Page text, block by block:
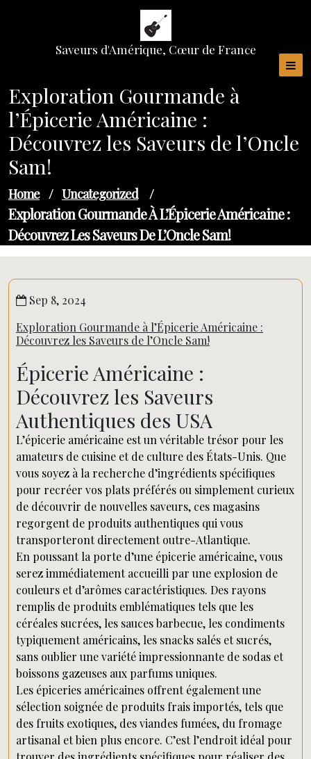
Saveurs d'Amérique, Cœur de France
Exploration Gourmande à
l’Épicerie Américaine :
Découvrez les Saveurs de l’Oncle
Sam!
Home / Uncategorized /
Exploration Gourmande À L’Épicerie Américaine :
Découvrez Les Saveurs De L’Oncle Sam!
Sep 8, 2024
Exploration Gourmande à l’Épicerie Américaine :
Découvrez les Saveurs de l’Oncle Sam!
Épicerie Américaine :
Découvrez les Saveurs
Authentiques des USA
L’épicerie américaine est un véritable trésor pour les
amateurs de cuisine et de culture des États-Unis. Que
vous soyez à la recherche d’ingrédients spécifiques
pour recréer vos plats préférés ou simplement curieux
de découvrir de nouvelles saveurs, ces magasins
regorgent de produits authentiques qui vous
transporteront directement outre-Atlantique.
En poussant la porte d’une épicerie américaine, vous
serez immédiatement accueilli par une explosion de
couleurs et d’arômes caractéristiques. Des rayons
remplis de produits emblématiques tels que les
céréales sucrées, les sauces barbecue, les condiments
typiquement américains, les snacks salés et sucrés,
sans oublier une variété impressionnante de sodas et
boissons gazeuses aux parfums uniques.
Les épiceries américaines offrent également une
sélection soignée de produits frais importés, tels que
des fruits exotiques, des viandes fumées, du fromage
artisanal et bien plus encore. C’est l’endroit idéal pour